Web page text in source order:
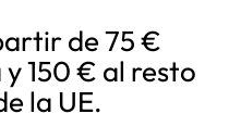
de 75 €
150 € al resto
la UE.